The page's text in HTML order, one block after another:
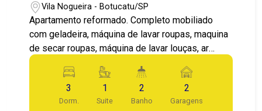
Vila Nogueira - Botucatu/SP
Apartamento reformado. Completo mobiliado
com geladeira, máquina de lavar roupas, maquina
de secar roupas, máquina de lavar louças, ar
condicionado na cozinha . Armários planejados no
apartamento inteiro. Ar condicionado nos
dormitórios, varanda gourmet completamente
reformada com uma jacuzzi e adega de vinhos
3
Dorm.
1
Suite
2
Banho
2
Garagens